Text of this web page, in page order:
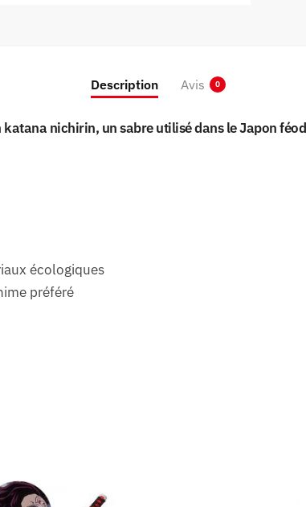
Description Avis 0
nichirin, un sabre utilisé dans le Japon
écologiques
préféré